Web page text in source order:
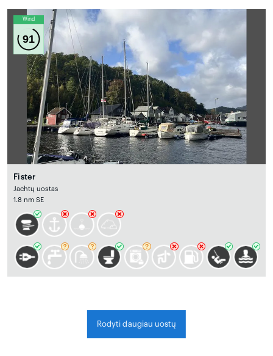
Wind
91
Fister
Jachtų uostas
1.8 nm SE
Rodyti daugiau uostų